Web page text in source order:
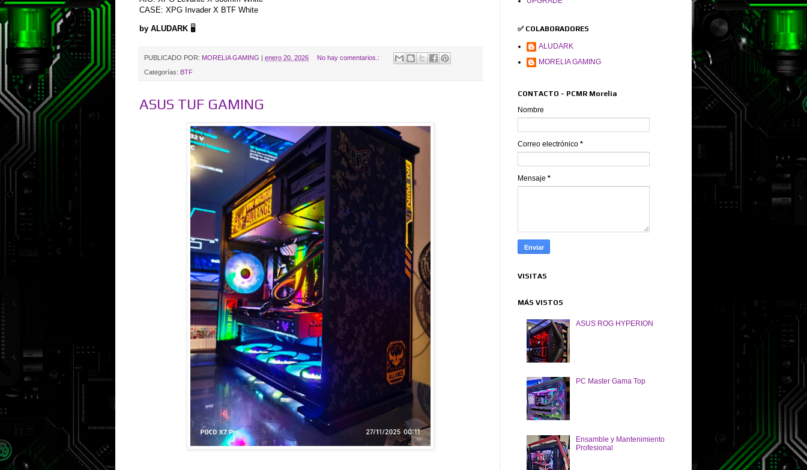
CASE: XPG Invader X BTF White
by ALUDARK 🖥️
PUBLICADO POR: MORELIA GAMING | enero 20, 2026 No hay comentarios.:
Categorías: BTF
ASUS TUF GAMING
✅ COLABORADORES
ALUDARK
MORELIA GAMING
CONTACTO - PCMR Morelia
Nombre
Correo electrónico *
Mensaje *
VISITAS
MÁS VISTOS
ASUS ROG HYPERION
PC Master Gama Top
Ensamble y Mantenimiento
Profesional